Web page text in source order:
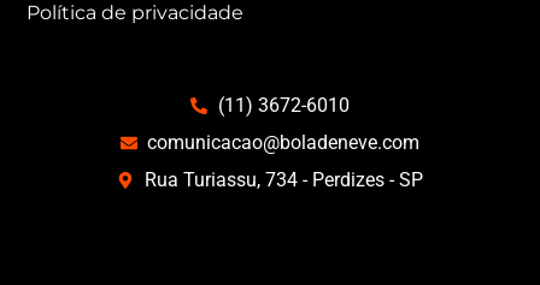
Política de privacidade
(11) 3672-6010
comunicacao@boladeneve.com
Rua Turiassu, 734 - Perdizes - SP